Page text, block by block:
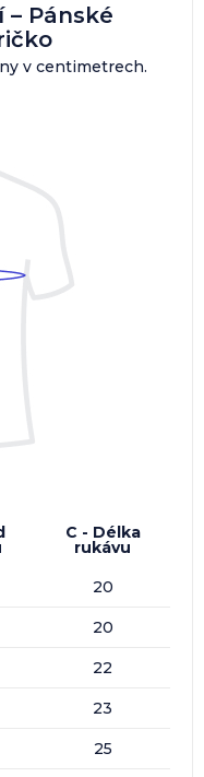
Pánské
v centimetrech.
C - Délka
rukávu
20
20
22
23
25